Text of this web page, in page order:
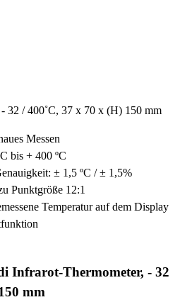
32 / 400˚C, 37 x 70 x (H) 150 mm
Messen
bis + 400 ºC
± 1,5 ºC / ± 1,5%
Punktgröße 12:1
Temperatur auf dem Display
Infrarot-Thermometer, - 32
mm